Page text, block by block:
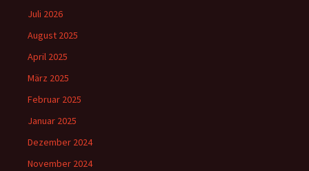
Juli 2026
August 2025
April 2025
März 2025
Februar 2025
Januar 2025
Dezember 2024
November 2024